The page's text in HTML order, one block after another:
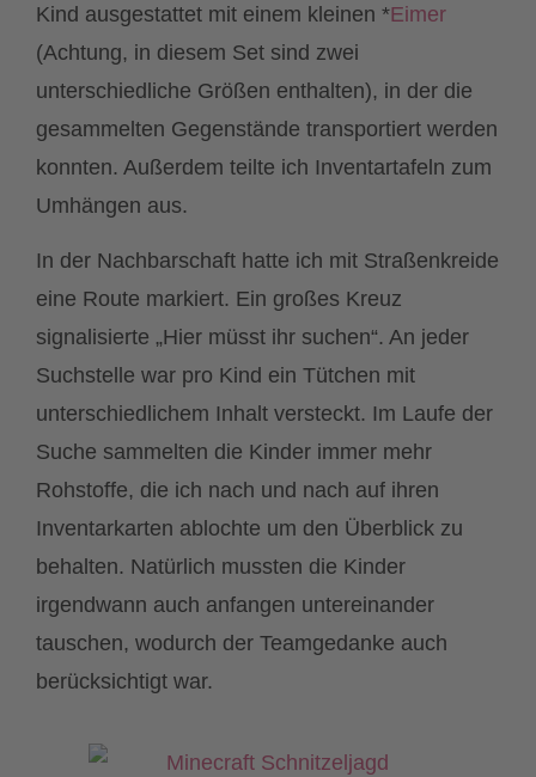
Kind ausgestattet mit einem kleinen *Eimer
(Achtung, in diesem Set sind zwei
unterschiedliche Größen enthalten), in der die
gesammelten Gegenstände transportiert werden
konnten. Außerdem teilte ich Inventartafeln zum
Umhängen aus.
In der Nachbarschaft hatte ich mit Straßenkreide
eine Route markiert. Ein großes Kreuz
signalisierte „Hier müsst ihr suchen“. An jeder
Suchstelle war pro Kind ein Tütchen mit
unterschiedlichem Inhalt versteckt. Im Laufe der
Suche sammelten die Kinder immer mehr
Rohstoffe, die ich nach und nach auf ihren
Inventarkarten ablochte um den Überblick zu
behalten. Natürlich mussten die Kinder
irgendwann auch anfangen untereinander
tauschen, wodurch der Teamgedanke auch
berücksichtigt war.